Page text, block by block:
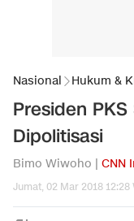
Nasional Hukum &
Presiden
Dipolitisasi
Bimo Wiwoho | CNN
Jumat, 02 Mar 2018 12:28